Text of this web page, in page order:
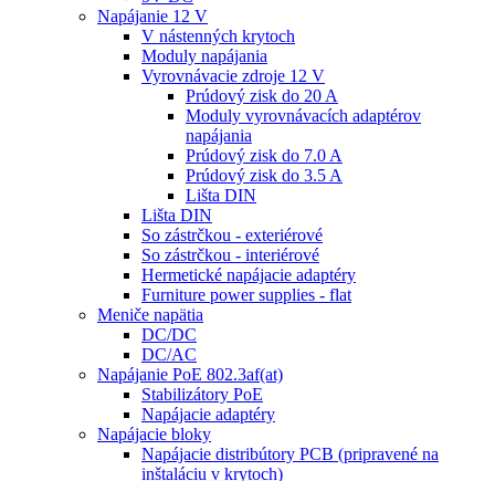
Napájanie 12 V
V nástenných krytoch
Moduly napájania
Vyrovnávacie zdroje 12 V
Prúdový zisk do 20 A
Moduly vyrovnávacích adaptérov
napájania
Prúdový zisk do 7.0 A
Prúdový zisk do 3.5 A
Lišta DIN
Lišta DIN
So zástrčkou - exteriérové
So zástrčkou - interiérové
Hermetické napájacie adaptéry
Furniture power supplies - flat
Meniče napätia
DC/DC
DC/AC
Napájanie PoE 802.3af(at)
Stabilizátory PoE
Napájacie adaptéry
Napájacie bloky
Napájacie distribútory PCB (pripravené na
inštaláciu v krytoch)